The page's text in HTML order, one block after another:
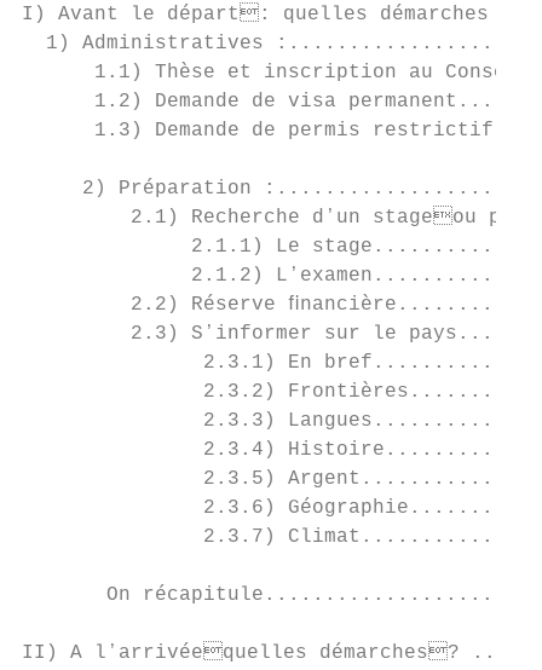
I) Avant le départ: quelles
1) Administratives
1.1) Thèse et inscription au
1.2) Demande de visa
1.3) Demande de permis restrictif
2) Préparation
2.1) Recherche dʼun stageou
2.1.1) Le
2.1.2)
2.2) Réserve
2.3) Sʼinformer sur le
2.3.1) En
2.3.2)
2.3.3)
2.3.4)
2.3.5)
2.3.6)
2.3.7)
On
II) A lʼarrivéequelles